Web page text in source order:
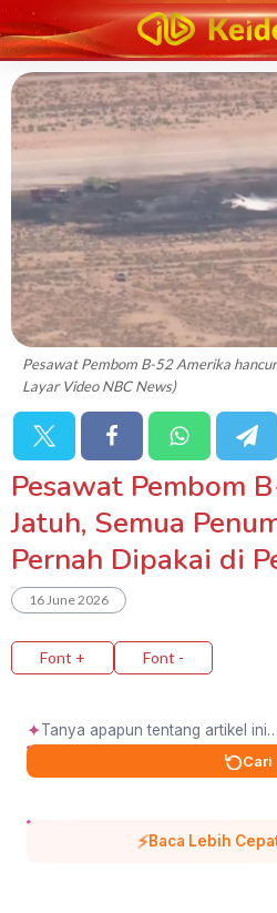
Pesawat Pembom B-52 Amerika
Layar Video NBC News)
Pesawat Pembom
Jatuh, Semua
Pernah Dipakai di
16 June 2026
Font + Font -
✦
Cari
⚡Baca Lebih